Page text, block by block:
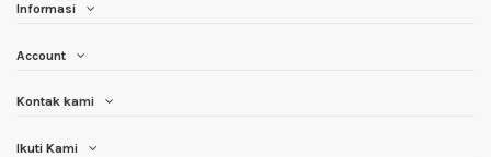
Informasi
Account
Kontak kami
Ikuti Kami